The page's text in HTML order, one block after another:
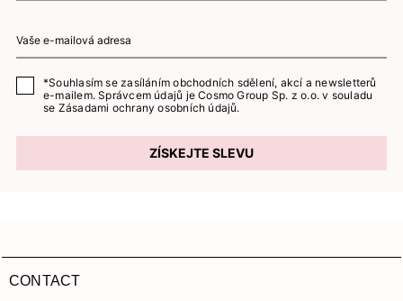
*Souhlasím se zasíláním obchodních sdělení, akcí a newsletterů
e-mailem. Správcem údajů je Cosmo Group Sp. z o.o. v souladu
se Zásadami ochrany osobních údajů.
ZÍSKEJTE SLEVU
CONTACT